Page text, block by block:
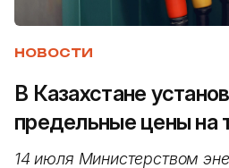
НОВОСТИ
В Казахстане
предельные цены на
14 июля Министерством